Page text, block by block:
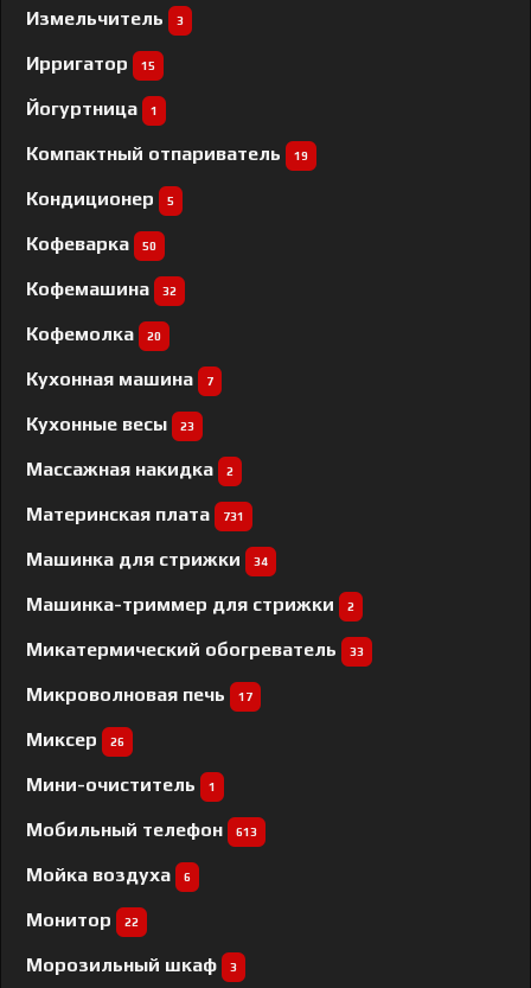
Измельчитель 3
Ирригатор 15
Йогуртница 1
Компактный отпариватель 19
Кондиционер 5
Кофеварка 50
Кофемашина 32
Кофемолка 20
Кухонная машина 7
Кухонные весы 23
Массажная накидка 2
Материнская плата 731
Машинка для стрижки 34
Машинка-триммер для стрижки 2
Микатермический обогреватель 33
Микроволновая печь 17
Миксер 26
Мини-очиститель 1
Мобильный телефон 613
Мойка воздуха 6
Монитор 22
Морозильный шкаф 3